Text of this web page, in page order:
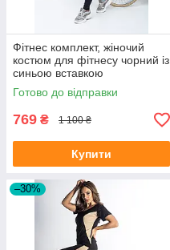
Фітнес комплект, жіночий
костюм для фітнесу чорний із
синьою вставкою
Готово до відправки
769 ₴ 1 100 ₴
Купити
–30%